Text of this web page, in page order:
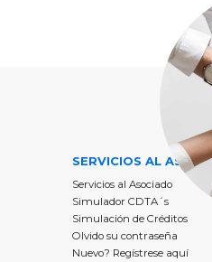
SERVICIOS AL
Servicios al Asociado
Simulador CDTA´s
Simulación de Créditos
Olvido su contraseña
Nuevo? Regístrese aquí